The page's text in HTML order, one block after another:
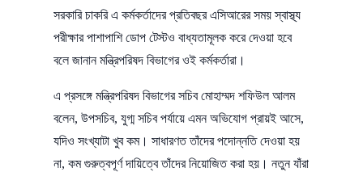
সরকারি চাকরি এ কর্মকর্তাদের প্রতিবছর এসিআরের সময় স্বাস্থ্য
পরীক্ষার পাশাপাশি ডোপ টেস্টও বাধ্যতামূলক করে দেওয়া হবে
বলে জানান মন্ত্রিপরিষদ বিভাগের ওই কর্মকর্তারা।
এ প্রসঙ্গে মন্ত্রিপরিষদ বিভাগের সচিব মোহাম্মদ শফিউল আলম
বলেন, উপসচিব, যুগ্ম সচিব পর্যায়ে এমন অভিযোগ প্রায়ই আসে,
যদিও সংখ্যাটা খুব কম। সাধারণত তাঁদের পদোন্নতি দেওয়া হয়
না, কম গুরুত্বপূর্ণ দায়িত্বে তাঁদের নিয়োজিত করা হয়। নতুন যাঁরা